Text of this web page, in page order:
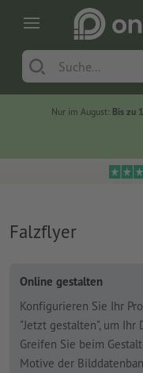
Nur im August: Bis zu
Falzflyer
Online gestalten
Konfigurieren Sie Ihr
"Jetzt gestalten", um Ihr
Greifen Sie beim
Motive der